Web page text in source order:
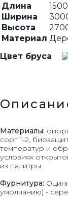
Длина
Ширина
Высота
Материал
Цвет бруса
Материалы:
сорт 1-2,
температур и
условиях
из палитры.
Фурнитура:
умолчанию) -